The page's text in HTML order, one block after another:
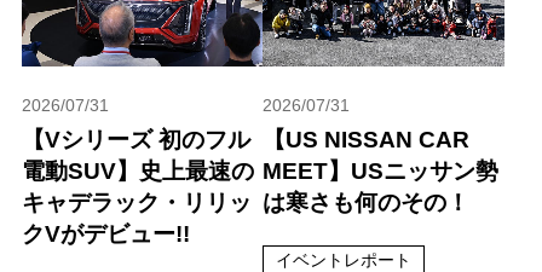
2026/07/31
【Vシリーズ 初のフル
電動SUV】史上最速の
キャデラック・リリッ
クVがデビュー!!
2026/07/31
【US NISSAN CAR
MEET】USニッサン勢
は寒さも何のその！
イベントレポート